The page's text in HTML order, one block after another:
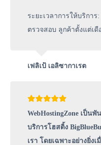
ระยะเวลาการให้บริกา
ตรวจสอบ ลูกค้าตั้งแต่เดื
เฟลิเป้ เอลิซากาเรต
WebHostingZone เป็น
บริการโฮสติ้ง
เรา โดยเฉพาะอย่างยิ่ง